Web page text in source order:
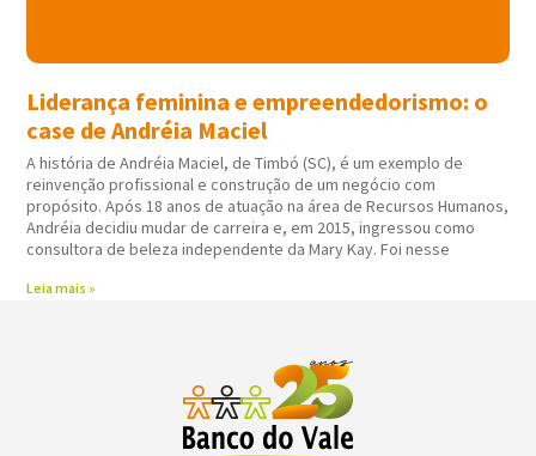
Liderança feminina e empreendedorismo: o
case de Andréia Maciel
A história de Andréia Maciel, de Timbó (SC), é um exemplo de
reinvenção profissional e construção de um negócio com
propósito. Após 18 anos de atuação na área de Recursos Humanos,
Andréia decidiu mudar de carreira e, em 2015, ingressou como
consultora de beleza independente da Mary Kay. Foi nesse
Leia mais »